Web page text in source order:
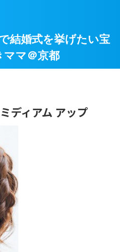
結婚式を挙げたい宝
ママ＠京都
ディアム アップ